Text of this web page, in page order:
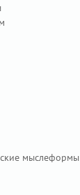
мыслеформы